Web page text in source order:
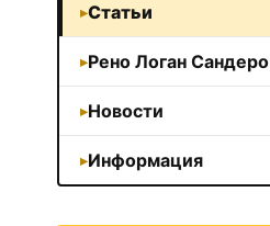
Статьи
Рено Логан Сандеро
Новости
Информация